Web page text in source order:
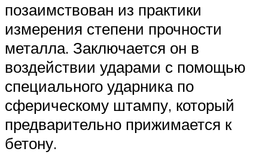
позаимствован из практики
измерения степени прочности
металла. Заключается он в
воздействии ударами с помощью
специального ударника по
сферическому штампу, который
предварительно прижимается к
бетону.